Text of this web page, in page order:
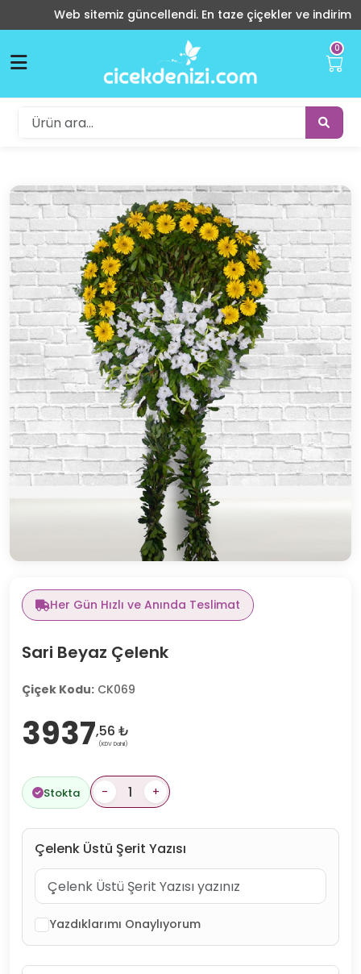
Web sitemiz güncellendi. En taze çiçekler ve indirimli
0
Her Gün Hızlı ve Anında Teslimat
Sari Beyaz Çelenk
Çiçek Kodu: CK069
3937,56 ₺
(KDV Dahil)
Stokta - +
Çelenk Üstü Şerit Yazısı
Yazdıklarımı Onaylıyorum